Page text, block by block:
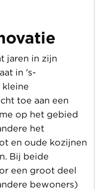
jaren in zijn
in 's-
kleine
toe aan een
op het gebied
het
en oude kozijnen
Bij beide
een groot deel
bewoners)